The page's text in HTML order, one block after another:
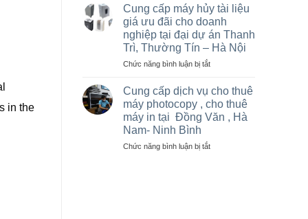
in the
vận
động
olympic
ở
thanh
trì
thường
tín
Thọ
và
các
khu
công
nghiệp
cho
thuê
máy
Photocopy
văn
giá
rẻ
Cung cấp máy hủy tài liệu
giá ưu đãi cho doanh
nghiệp tại đại dự án Thanh
Trì, Thường Tín – Hà Nội
Chức năng bình luận bị tắtở
cấp
máy
hủy
tài
giá
Cung cấp dịch vụ cho thuê
máy photocopy , cho thuê
máy in tại Đồng Văn , Hà
Nam- Ninh Bình
Chức năng bình luận bị tắtở